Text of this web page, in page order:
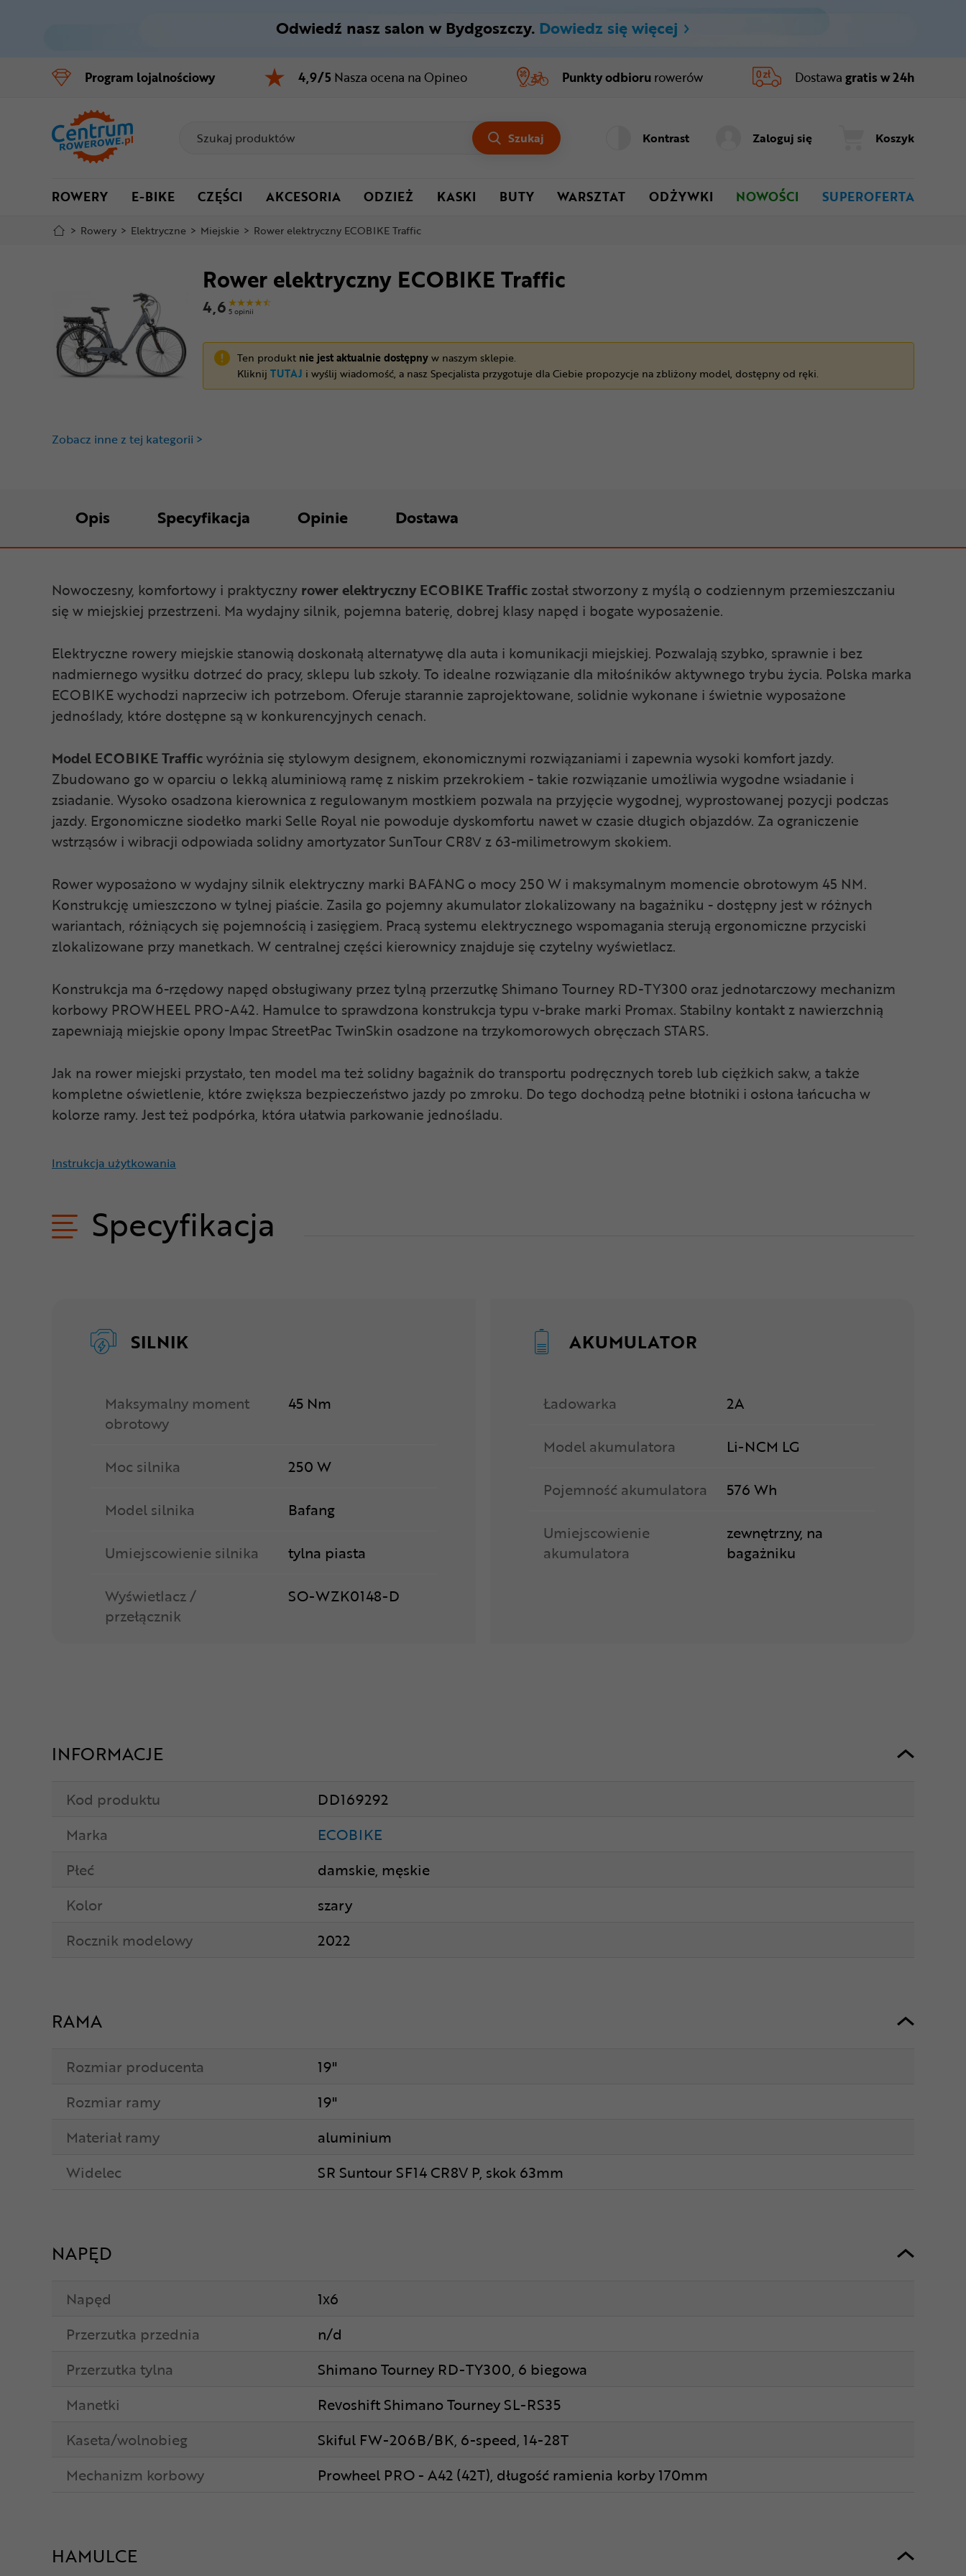
Menu główne
Informacje o produkcie
Szczegółowe informacje
Stopka
Mapa strony
Odwiedź nasz salon w Bydgoszczy. Dowiedz się więcej
Program lojalnościowy 4,9/5 Nasza ocena na Opineo Punkty odbioru rowerów Dostawa gratis w 24h
Szukaj Kontrast Zaloguj się Koszyk
ROWERY E-BIKE CZĘŚCI AKCESORIA ODZIEŻ KASKI BUTY WARSZTAT ODŻYWKI NOWOŚCI SUPEROFERTA
> Rowery > Elektryczne > Miejskie > Rower elektryczny ECOBIKE Traffic
Rower elektryczny ECOBIKE Traffic
4,6 5 opinii
Ten produkt nie jest aktualnie dostępnyw naszym sklepie.
Kliknij TUTAJ i wyślij wiadomość, a nasz Specjalista przygotuje dla Ciebie propozycje na zbliżony model, dostępny od ręki.
Zobacz inne z tej kategorii >
Opis Specyfikacja Opinie Dostawa
Nowoczesny, komfortowy i praktyczny rower elektryczny ECOBIKE Traffic został stworzony z myślą o codziennym przemieszczaniu
się w miejskiej przestrzeni. Ma wydajny silnik, pojemna baterię, dobrej klasy napęd i bogate wyposażenie.
Elektryczne rowery miejskie stanowią doskonałą alternatywę dla auta i komunikacji miejskiej. Pozwalają szybko, sprawnie i bez
nadmiernego wysiłku dotrzeć do pracy, sklepu lub szkoły. To idealne rozwiązanie dla miłośników aktywnego trybu życia. Polska marka
ECOBIKE wychodzi naprzeciw ich potrzebom. Oferuje starannie zaprojektowane, solidnie wykonane i świetnie wyposażone
jednoślady, które dostępne są w konkurencyjnych cenach.
Model ECOBIKE Trafficwyróżnia się stylowym designem, ekonomicznymi rozwiązaniami i zapewnia wysoki komfort jazdy.
Zbudowano go w oparciu o lekką aluminiową ramę z niskim przekrokiem - takie rozwiązanie umożliwia wygodne wsiadanie i
zsiadanie. Wysoko osadzona kierownica z regulowanym mostkiem pozwala na przyjęcie wygodnej, wyprostowanej pozycji podczas
jazdy. Ergonomiczne siodełko marki Selle Royal nie powoduje dyskomfortu nawet w czasie długich objazdów. Za ograniczenie
wstrząsów i wibracji odpowiada solidny amortyzator SunTour CR8V z 63-milimetrowym skokiem.
Rower wyposażono w wydajny silnik elektryczny marki BAFANG o mocy 250 W i maksymalnym momencie obrotowym 45 NM.
Konstrukcję umieszczono w tylnej piaście. Zasila go pojemny akumulator zlokalizowany na bagażniku - dostępny jest w różnych
wariantach, różniących się pojemnością i zasięgiem. Pracą systemu elektrycznego wspomagania sterują ergonomiczne przyciski
zlokalizowane przy manetkach. W centralnej części kierownicy znajduje się czytelny wyświetlacz.
Konstrukcja ma 6-rzędowy napęd obsługiwany przez tylną przerzutkę Shimano Tourney RD-TY300 oraz jednotarczowy mechanizm
korbowy PROWHEEL PRO-A42. Hamulce to sprawdzona konstrukcja typu v-brake marki Promax. Stabilny kontakt z nawierzchnią
zapewniają miejskie opony Impac StreetPac TwinSkin osadzone na trzykomorowych obręczach STARS.
Jak na rower miejski przystało, ten model ma też solidny bagażnik do transportu podręcznych toreb lub ciężkich sakw, a także
kompletne oświetlenie, które zwiększa bezpieczeństwo jazdy po zmroku. Do tego dochodzą pełne błotniki i osłona łańcucha w
kolorze ramy. Jest też podpórka, która ułatwia parkowanie jednośladu.
Instrukcja użytkowania
Specyfikacja
SILNIK
Maksymalny moment
obrotowy
45 Nm
Moc silnika
250 W
Model silnika
Bafang
Umiejscowienie silnika
tylna piasta
Wyświetlacz /
przełącznik
SO-WZK0148-D
AKUMULATOR
Ładowarka
2A
Model akumulatora
Li-NCM LG
Pojemność akumulatora
576 Wh
Umiejscowienie
akumulatora
zewnętrzny, na
bagażniku
INFORMACJE
Kod produktu
DD169292
Marka
ECOBIKE
Płeć
damskie, męskie
Kolor
szary
Rocznik modelowy
2022
RAMA
Rozmiar producenta
19"
Rozmiar ramy
19"
Materiał ramy
aluminium
Widelec
SR Suntour SF14 CR8V P, skok 63mm
NAPĘD
Napęd
1x6
Przerzutka przednia
n/d
Przerzutka tylna
Shimano Tourney RD-TY300, 6 biegowa
Manetki
Revoshift Shimano Tourney SL-RS35
Kaseta/wolnobieg
Skiful FW-206B/BK, 6-speed, 14-28T
Mechanizm korbowy
Prowheel PRO - A42 (42T), długość ramienia korby 170mm
HAMULCE